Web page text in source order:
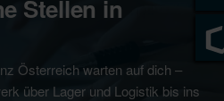
Stellen in
Österreich warten auf dich –
über Lager und Logistik bis ins